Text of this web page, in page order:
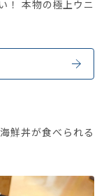
！ 本物の極上ウニ
鮮丼が食べられる